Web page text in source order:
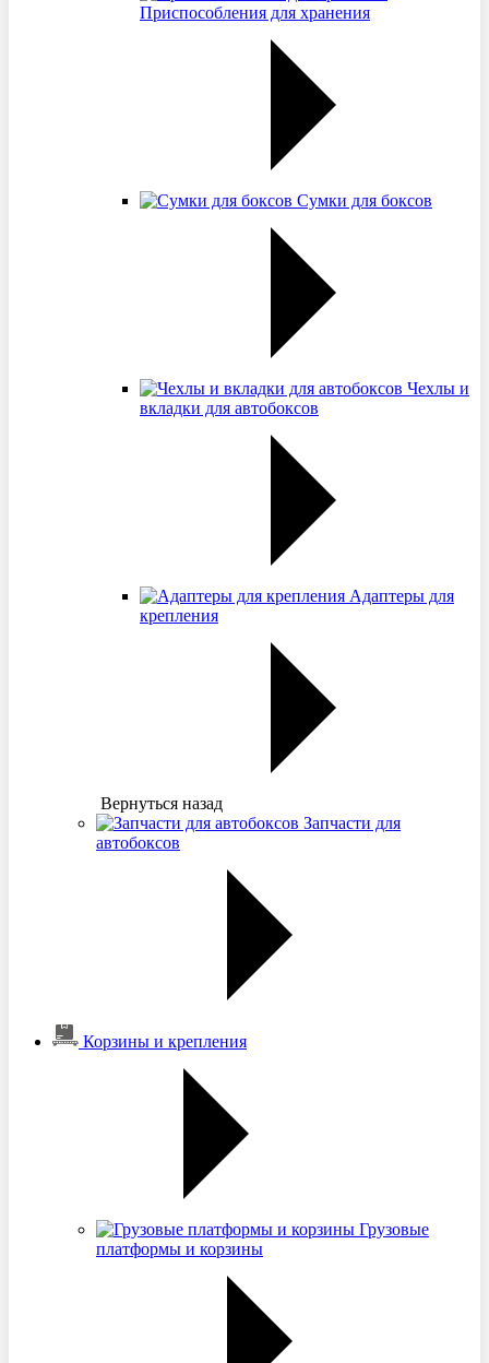
Приспособления для хранения
Сумки для боксов
Чехлы и
вкладки для автобоксов
Адаптеры для
крепления
Вернуться назад
Запчасти для
автобоксов
Корзины и крепления
Грузовые
платформы и корзины